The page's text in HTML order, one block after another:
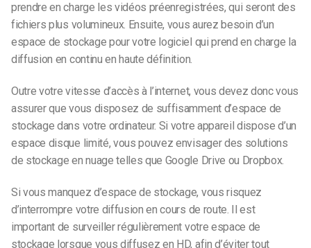
prendre en charge les vidéos préenregistrées, qui seront des
fichiers plus volumineux. Ensuite, vous aurez besoin d’un
espace de stockage pour votre logiciel qui prend en charge la
diffusion en continu en haute définition.
Outre votre vitesse d’accès à l’internet, vous devez donc vous
assurer que vous disposez de suffisamment d’espace de
stockage dans votre ordinateur. Si votre appareil dispose d’un
espace disque limité, vous pouvez envisager des solutions
de stockage en nuage telles que Google Drive ou Dropbox.
Si vous manquez d’espace de stockage, vous risquez
d’interrompre votre diffusion en cours de route. Il est
important de surveiller régulièrement votre espace de
stockage lorsque vous diffusez en HD, afin d’éviter tout